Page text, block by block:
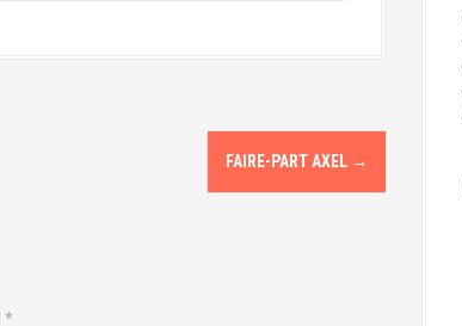
FAIRE-PART AXEL →
*